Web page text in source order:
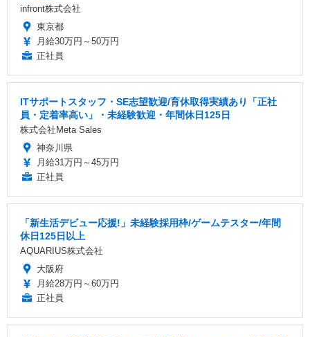
infront株式会社
東京都
月給30万円～50万円
正社員
ITサポートスタッフ・SE志望歓迎/育休取得実績あり「正社
員・定着率高い」・未経験歓迎・年間休日125日
株式会社Meta Sales
神奈川県
月給31万円～45万円
正社員
「新生活デビュー応援!」未経験採用枠/ゲームテスター/年間
休日125日以上
AQUARIUS株式会社
大阪府
月給28万円～60万円
正社員